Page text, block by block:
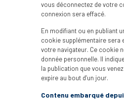
vous déconnectez de votre
connexion sera effacé.
En modifiant ou en publiant
cookie supplémentaire sera
votre navigateur. Ce cookie
donnée personnelle. Il
la publication que vous
expire au bout d’un jour.
Contenu embarqué